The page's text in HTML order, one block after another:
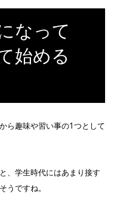
なって
始める
ら趣味や習い事の1つとして
、学生時代にはあまり接す
うですね。